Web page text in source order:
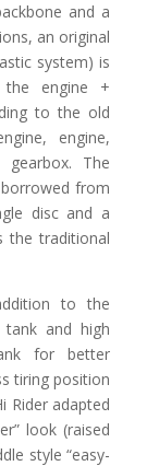
and a
an original
system) is
the engine +
to the old
engine,
The
from
disc and a
the traditional
to the
tank and high
for better
tiring position
Rider adapted
look (raised
style “easy-